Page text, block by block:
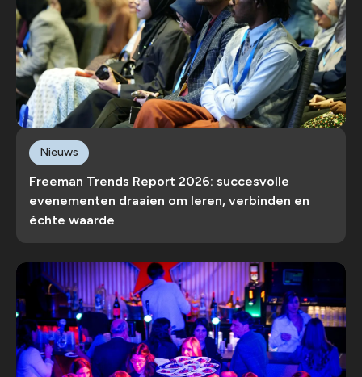
Freeman Trends Report 2026: succesvolle
evenementen draaien om leren, verbinden en
échte waarde
Nieuws